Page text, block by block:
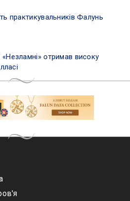
практикувальників Фалунь
отримав високу